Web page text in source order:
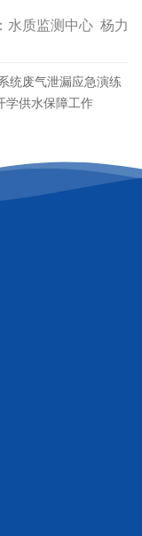
水质监测中心 杨力
统废气泄漏应急演练
学供水保障工作